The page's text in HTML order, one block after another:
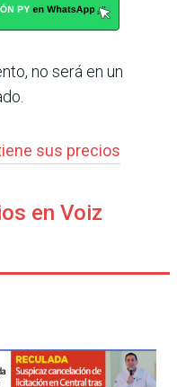
no será en un
sus precios
en Voiz